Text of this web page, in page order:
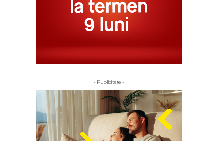
- Publicitate -